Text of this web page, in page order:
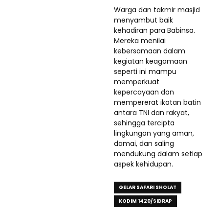
Warga dan takmir masjid
menyambut baik
kehadiran para Babinsa.
Mereka menilai
kebersamaan dalam
kegiatan keagamaan
seperti ini mampu
memperkuat
kepercayaan dan
mempererat ikatan batin
antara TNI dan rakyat,
sehingga tercipta
lingkungan yang aman,
damai, dan saling
mendukung dalam setiap
aspek kehidupan.
GELAR SAFARI SHOLAT
KODIM 1420/SIDRAP